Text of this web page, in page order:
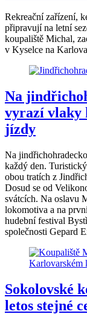
Rekreační zařízení,
připravují na letní
koupaliště Michal,
v Kyselce na
Na
vyrazí vlaky
jízdy
Na
každý den.
obou tratích z
Dosud se od
svátcích. Na oslavu
lokomotiva a na
hudební festival
společnosti Gepard
Sokolovské
letos stejné